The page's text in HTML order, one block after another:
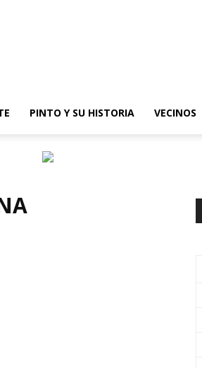
PINTO Y SU HISTORIA VECINOS